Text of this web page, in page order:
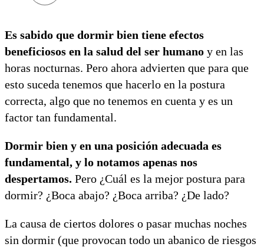
Es sabido que dormir bien tiene efectos
beneficiosos en la salud del ser humano y en las
horas nocturnas. Pero ahora advierten que para que
esto suceda tenemos que hacerlo en la postura
correcta, algo que no tenemos en cuenta y es un
factor tan fundamental.
Dormir bien y en una posición adecuada es
fundamental, y lo notamos apenas nos
despertamos. Pero ¿Cuál es la mejor postura para
dormir? ¿Boca abajo? ¿Boca arriba? ¿De lado?
La causa de ciertos dolores o pasar muchas noches
sin dormir (que provocan todo un abanico de riesgos